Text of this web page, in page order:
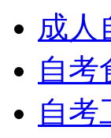
成人
自考
自考